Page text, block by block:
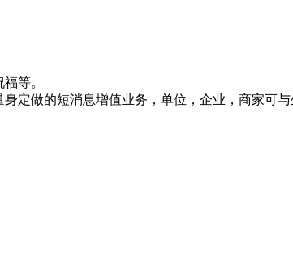
等。
定做的短消息增值业务，单位，企业，商家可与